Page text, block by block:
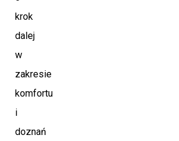
krok
dalej
w
zakresie
komfortu
i
doznań